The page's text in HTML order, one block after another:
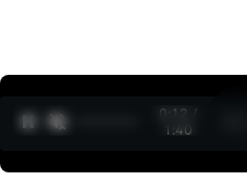
0:12 /
1:40